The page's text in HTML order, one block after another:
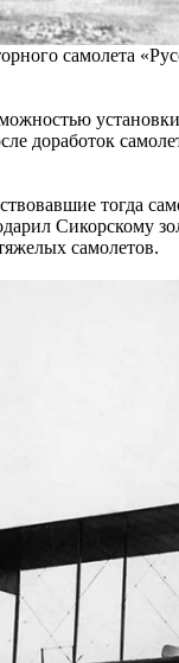
самолета
доработок
тогда
Сикорскому
самолетов.